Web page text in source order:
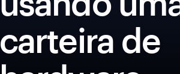
carteira de